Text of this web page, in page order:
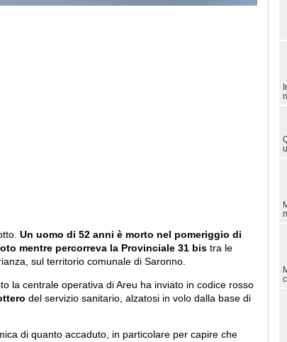
Un uomo di 52 anni è morto nel pomeriggio di
mentre percorreva la Provinciale 31 bis tra le
sul territorio comunale di Saronno.
la centrale operativa di Areu ha inviato in codice rosso
del servizio sanitario, alzatosi in volo dalla base di
di quanto accaduto, in particolare per capire che